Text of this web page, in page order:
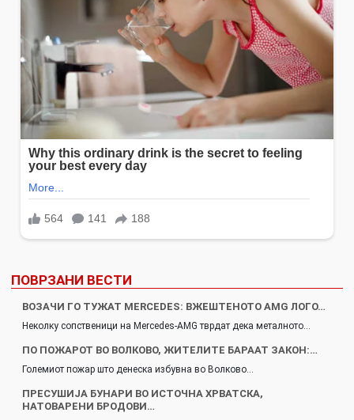
ПОВРЗАНИ ВЕСТИ
ВОЗАЧИ ГО ТУЖАТ MERCEDES: ВЖЕШТЕНОТО AMG ЛОГО…
Неколку сопственици на Mercedes-AMG тврдат дека металното…
ПО ПОЖАРОТ ВО ВОЛКОВО, ЖИТЕЛИТЕ БАРААТ ЗАКОН:…
Големиот пожар што денеска избувна во Волково…
ПРЕСУШИЈА БУНАРИ ВО ИСТОЧНА ХРВАТСКА,
НАТОВАРЕНИ БРОДОВИ…